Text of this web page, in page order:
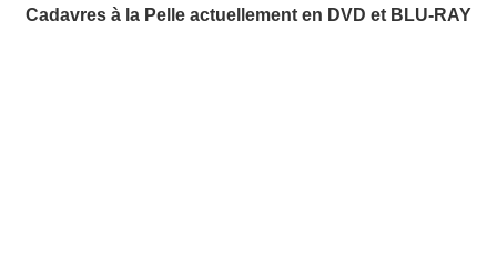
Cadavres à la Pelle actuellement en DVD et BLU-RAY